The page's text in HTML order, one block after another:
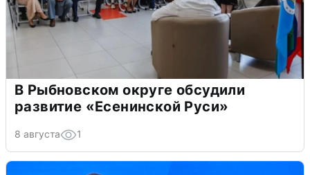
В Рыбновском округе обсудили
развитие «Есенинской Руси»
8 августа 1